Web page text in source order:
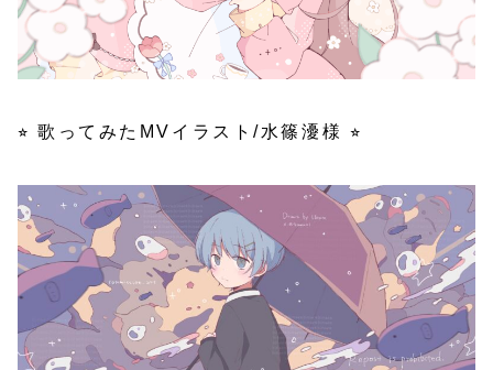
⭐︎ 歌ってみたMVイラスト/水篠瀀様 ⭐︎